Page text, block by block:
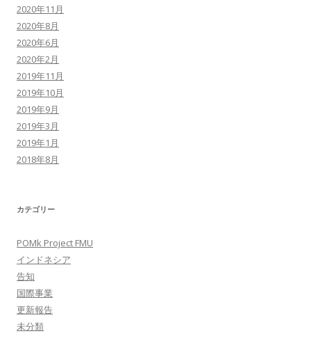
2020年11月
2020年8月
2020年6月
2020年2月
2019年11月
2019年10月
2019年9月
2019年3月
2019年1月
2018年8月
カテゴリー
POMk Project FMU
インドネシア
告知
国際事業
更新報告
未分類